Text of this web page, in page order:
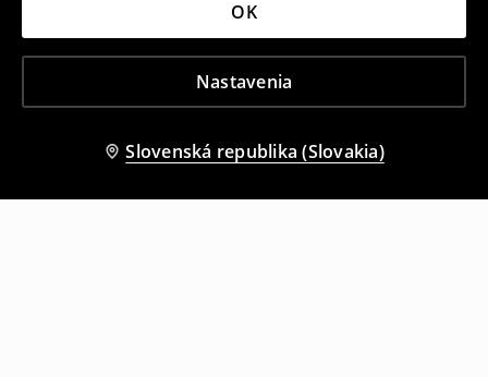
Nastavenia
OK
Slovenská republika (Slovakia)